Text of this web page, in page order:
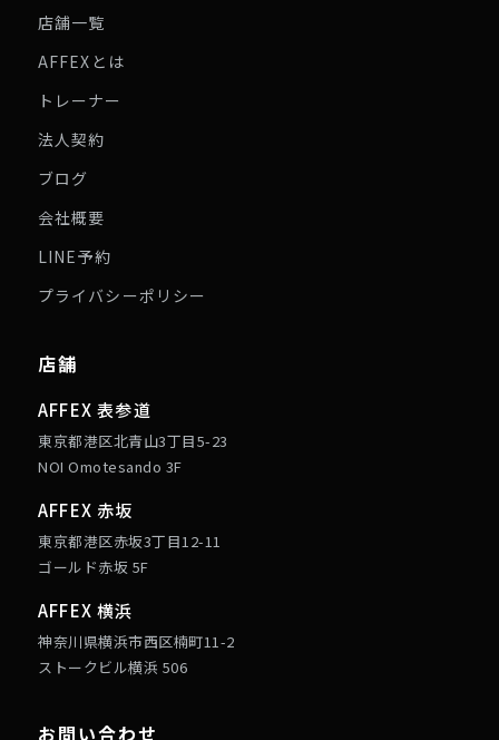
店舗一覧
AFFEXとは
トレーナー
法人契約
ブログ
会社概要
LINE予約
プライバシーポリシー
店舗
AFFEX 表参道
東京都港区北青山3丁目5-23
NOI Omotesando 3F
AFFEX 赤坂
東京都港区赤坂3丁目12-11
ゴールド赤坂 5F
AFFEX 横浜
神奈川県横浜市西区楠町11-2
ストークビル横浜 506
お問い合わせ